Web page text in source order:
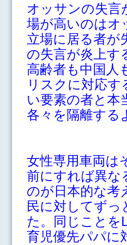
オッサンの失言
場が高いのはオ
立場に居る者が
の失言が炎上す
高齢者も中国人
リスクに対応
い要素の者と本
各々を隔離する
女性専用車両は
前にすれば異な
のが日本的な考
民に対してずっ
た。同じことを
育児優先パパに